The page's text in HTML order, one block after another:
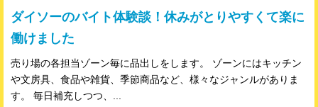
ダイソーのバイト体験談！休みがとりやすくて楽に
働けました
売り場の各担当ゾーン毎に品出しをします。 ゾーンにはキッチン
や文房具、食品や雑貨、季節商品など、様々なジャンルがありま
す。 毎日補充しつつ、...